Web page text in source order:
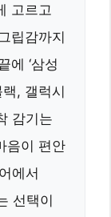
고르고
립감까지
에 ‘삼성
, 갤럭시
감기는
음이 편안
에서
선택이